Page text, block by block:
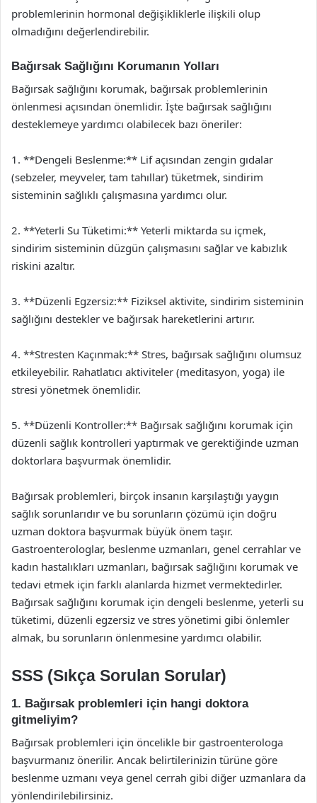
problemlerinin hormonal değişikliklerle ilişkili olup
olmadığını değerlendirebilir.
Bağırsak Sağlığını Korumanın Yolları
Bağırsak sağlığını korumak, bağırsak problemlerinin
önlenmesi açısından önemlidir. İşte bağırsak sağlığını
desteklemeye yardımcı olabilecek bazı öneriler:
1. **Dengeli Beslenme:** Lif açısından zengin gıdalar
(sebzeler, meyveler, tam tahıllar) tüketmek, sindirim
sisteminin sağlıklı çalışmasına yardımcı olur.
2. **Yeterli Su Tüketimi:** Yeterli miktarda su içmek,
sindirim sisteminin düzgün çalışmasını sağlar ve kabızlık
riskini azaltır.
3. **Düzenli Egzersiz:** Fiziksel aktivite, sindirim sisteminin
sağlığını destekler ve bağırsak hareketlerini artırır.
4. **Stresten Kaçınmak:** Stres, bağırsak sağlığını olumsuz
etkileyebilir. Rahatlatıcı aktiviteler (meditasyon, yoga) ile
stresi yönetmek önemlidir.
5. **Düzenli Kontroller:** Bağırsak sağlığını korumak için
düzenli sağlık kontrolleri yaptırmak ve gerektiğinde uzman
doktorlara başvurmak önemlidir.
Bağırsak problemleri, birçok insanın karşılaştığı yaygın
sağlık sorunlarıdır ve bu sorunların çözümü için doğru
uzman doktora başvurmak büyük önem taşır.
Gastroenterologlar, beslenme uzmanları, genel cerrahlar ve
kadın hastalıkları uzmanları, bağırsak sağlığını korumak ve
tedavi etmek için farklı alanlarda hizmet vermektedirler.
Bağırsak sağlığını korumak için dengeli beslenme, yeterli su
tüketimi, düzenli egzersiz ve stres yönetimi gibi önlemler
almak, bu sorunların önlenmesine yardımcı olabilir.
SSS (Sıkça Sorulan Sorular)
1. Bağırsak problemleri için hangi doktora
gitmeliyim?
Bağırsak problemleri için öncelikle bir gastroenterologa
başvurmanız önerilir. Ancak belirtilerinizin türüne göre
beslenme uzmanı veya genel cerrah gibi diğer uzmanlara da
yönlendirilebilirsiniz.